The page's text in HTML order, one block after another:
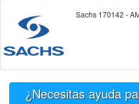
Sachs 170142 -
¿Necesitas ayuda